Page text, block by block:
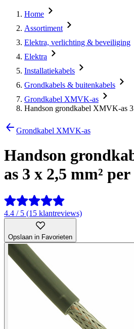
Home
Assortiment
Elektra, verlichting & beveiliging
Elektra
Installatiekabels
Grondkabels & buitenkabels
Grondkabel XMVK-as
Handson grondkabel XMVK-as 3
Grondkabel XMVK-as
Handson
as 3 x 2,5 mm²
4.4 / 5 (15 klantreviews)
Opslaan in Favorieten